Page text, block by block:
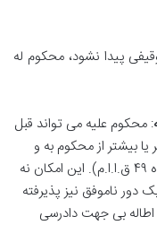
پیدا نشود، محکوم له
: محکوم علیه می تواند قبل
یا بیشتر از محکوم به و
هزینه های اجرایی باشد، معرفی کند (ماده ۴۹ ق.ا.ا.م). این امکان نه
دور ناموفق نیز پذیرفته
بی جهت دادرسی